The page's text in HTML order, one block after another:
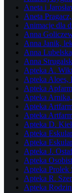
Aneta i
Aneta
Animacje dla
Anna
Anna Janik,
Anna
Anna
Apteka A.
Apteka Aloes,
Apteka
Apteka
Apteka
Apteka
Apteka D.
Apteka
Apteka
Apteka J.
Apteka
Apteka Prolek
Apteka R.
Apteka